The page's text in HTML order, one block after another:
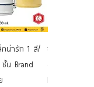
กน่ารัก 1 สี/
น Brand
ชามเคลือบ